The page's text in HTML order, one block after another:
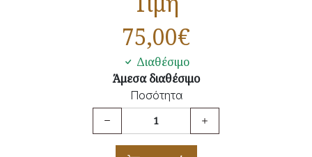
75,00€
Διαθέσιμο
Άμεσα διαθέσιμο
Ποσότητα